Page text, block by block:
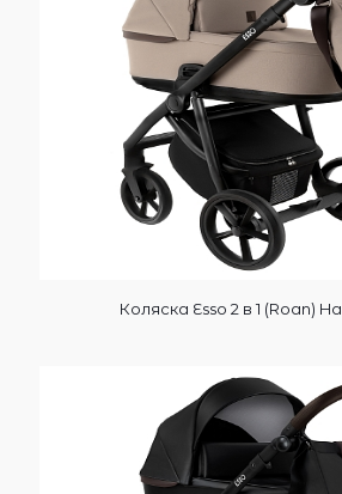
Коляска Esso 2 в 1 (Roan)